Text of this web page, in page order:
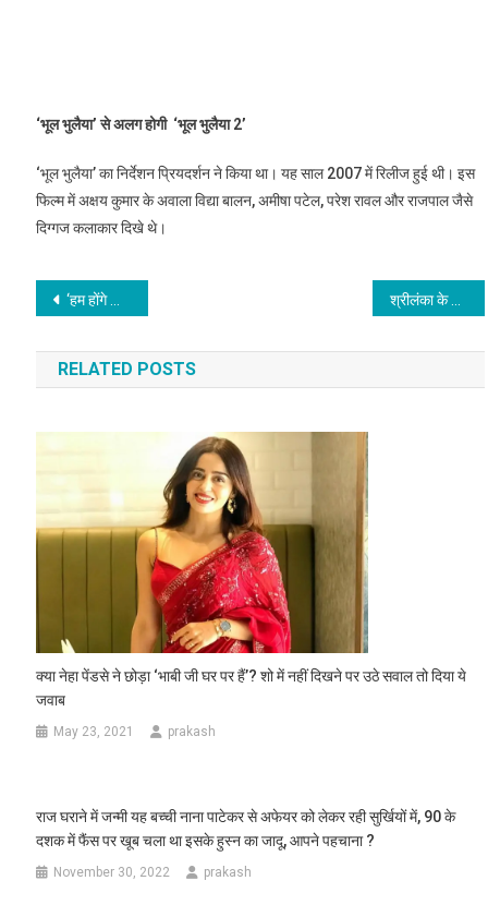
‘भूल भुलैया’ से अलग होगी ‘भूल भुलैया 2’
‘भूल भुलैया’ का निर्देशन प्रियदर्शन ने किया था। यह साल 2007 में रिलीज हुई थी। इस
फिल्म में अक्षय कुमार के अवाला विद्या बालन, अमीषा पटेल, परेश रावल और राजपाल जैसे
दिग्गज कलाकार दिखे थे।
Post
navigation
‘हम होंगे कामयाब’, इस सरकार ने भारत की उम्मीदों को तोड़ दिया:प्रियंका गांधी
RELATED POSTS
क्या नेहा पेंडसे ने छोड़ा ‘भाबी जी घर पर हैं’? शो में नहीं दिखने पर उठे सवाल तो दिया ये
जवाब
May 23, 2021 prakash
राज घराने में जन्मी यह बच्ची नाना पाटेकर से अफेयर को लेकर रही सुर्खियों में, 90 के
दशक में फैंस पर खूब चला था इसके हुस्न का जादू, आपने पहचाना ?
November 30, 2022 prakash